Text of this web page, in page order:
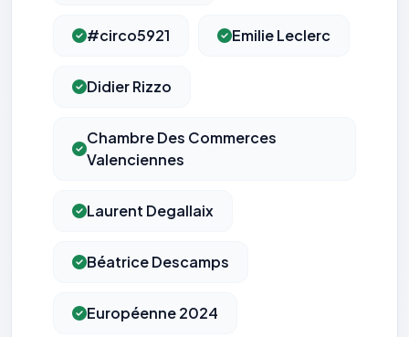
#circo5921 Emilie Leclerc
Didier Rizzo
Chambre Des Commerces
Valenciennes
Laurent Degallaix
Béatrice Descamps
Européenne 2024